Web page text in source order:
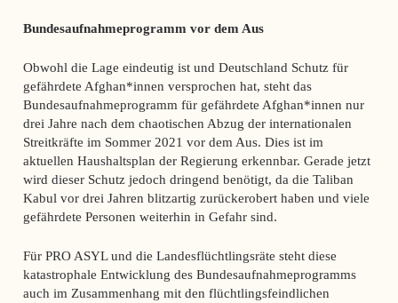
Bundesaufnahmeprogramm vor dem Aus
Obwohl die Lage eindeutig ist und Deutschland Schutz für
gefährdete Afghan*innen versprochen hat, steht das
Bundesaufnahmeprogramm für gefährdete Afghan*innen nur
drei Jahre nach dem chaotischen Abzug der internationalen
Streitkräfte im Sommer 2021 vor dem Aus. Dies ist im
aktuellen Haushaltsplan der Regierung erkennbar. Gerade jetzt
wird dieser Schutz jedoch dringend benötigt, da die Taliban
Kabul vor drei Jahren blitzartig zurückerobert haben und viele
gefährdete Personen weiterhin in Gefahr sind.
Für PRO ASYL und die Landesflüchtlingsräte steht diese
katastrophale Entwicklung des Bundesaufnahmeprogramms
auch im Zusammenhang mit den flüchtlingsfeindlichen